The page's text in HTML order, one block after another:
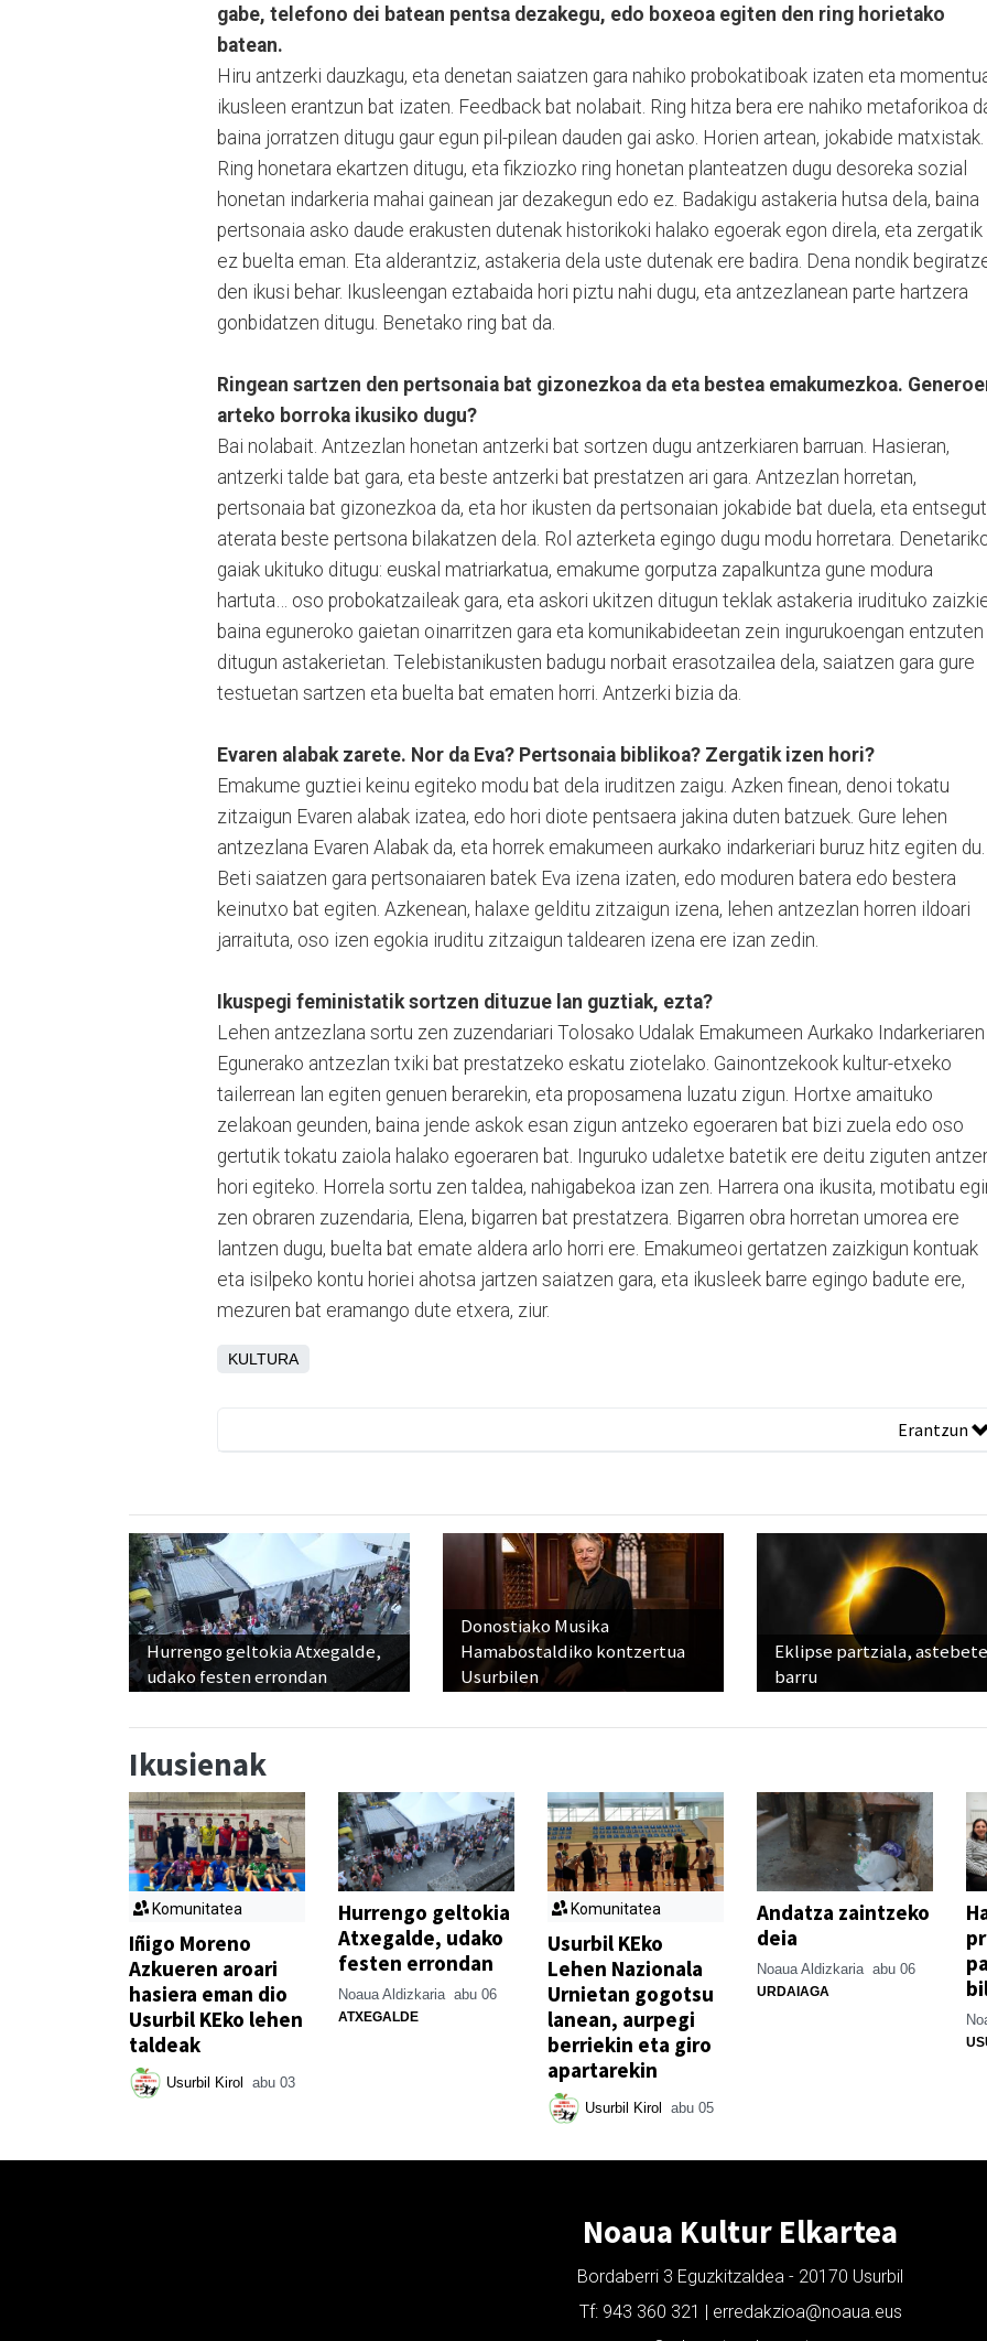
gabe, telefono dei batean pentsa dezakegu, edo boxeoa egiten den ring horietako
batean.
Hiru antzerki dauzkagu, eta denetan saiatzen gara nahiko probokatiboak izaten eta
ikusleen erantzun bat izaten. Feedback bat nolabait. Ring hitza bera ere nahiko metaforikoa
baina jorratzen ditugu gaur egun pil-pilean dauden gai asko. Horien artean, jokabide matxistak.
Ring honetara ekartzen ditugu, eta fikziozko ring honetan planteatzen dugu desoreka sozial
honetan indarkeria mahai gainean jar dezakegun edo ez. Badakigu astakeria hutsa dela, baina
pertsonaia asko daude erakusten dutenak historikoki halako egoerak egon direla, eta zergatik
ez buelta eman. Eta alderantziz, astakeria dela uste dutenak ere badira. Dena nondik
den ikusi behar. Ikusleengan eztabaida hori piztu nahi dugu, eta antzezlanean parte hartzera
gonbidatzen ditugu. Benetako ring bat da.
Ringean sartzen den pertsonaia bat gizonezkoa da eta bestea emakumezkoa.
arteko borroka ikusiko dugu?
Bai nolabait. Antzezlan honetan antzerki bat sortzen dugu antzerkiaren barruan. Hasieran,
antzerki talde bat gara, eta beste antzerki bat prestatzen ari gara. Antzezlan horretan,
pertsonaia bat gizonezkoa da, eta hor ikusten da pertsonaian jokabide bat duela, eta
aterata beste pertsona bilakatzen dela. Rol azterketa egingo dugu modu horretara.
gaiak ukituko ditugu: euskal matriarkatua, emakume gorputza zapalkuntza gune modura
hartuta… oso probokatzaileak gara, eta askori ukitzen ditugun teklak astakeria irudituko
baina eguneroko gaietan oinarritzen gara eta komunikabideetan zein ingurukoengan entzuten
ditugun astakerietan. Telebistanikusten badugu norbait erasotzailea dela, saiatzen gara gure
testuetan sartzen eta buelta bat ematen horri. Antzerki bizia da.
Evaren alabak zarete. Nor da Eva? Pertsonaia biblikoa? Zergatik izen hori?
Emakume guztiei keinu egiteko modu bat dela iruditzen zaigu. Azken finean, denoi tokatu
zitzaigun Evaren alabak izatea, edo hori diote pentsaera jakina duten batzuek. Gure lehen
antzezlana Evaren Alabak da, eta horrek emakumeen aurkako indarkeriari buruz hitz egiten du.
Beti saiatzen gara pertsonaiaren batek Eva izena izaten, edo moduren batera edo bestera
keinutxo bat egiten. Azkenean, halaxe gelditu zitzaigun izena, lehen antzezlan horren ildoari
jarraituta, oso izen egokia iruditu zitzaigun taldearen izena ere izan zedin.
Ikuspegi feministatik sortzen dituzue lan guztiak, ezta?
Lehen antzezlana sortu zen zuzendariari Tolosako Udalak Emakumeen Aurkako Indarkeriaren
Egunerako antzezlan txiki bat prestatzeko eskatu ziotelako. Gainontzekook kultur-etxeko
tailerrean lan egiten genuen berarekin, eta proposamena luzatu zigun. Hortxe amaituko
zelakoan geunden, baina jende askok esan zigun antzeko egoeraren bat bizi zuela edo oso
gertutik tokatu zaiola halako egoeraren bat. Inguruko udaletxe batetik ere deitu ziguten
hori egiteko. Horrela sortu zen taldea, nahigabekoa izan zen. Harrera ona ikusita, motibatu
zen obraren zuzendaria, Elena, bigarren bat prestatzera. Bigarren obra horretan umorea ere
lantzen dugu, buelta bat emate aldera arlo horri ere. Emakumeoi gertatzen zaizkigun kontuak
eta isilpeko kontu horiei ahotsa jartzen saiatzen gara, eta ikusleek barre egingo badute ere,
mezuren bat eramango dute etxera, ziur.
KULTURA
Erantzun
Hurrengo geltokia Atxegalde,
udako festen errondan
Donostiako Musika
Hamabostaldiko kontzertua
Usurbilen
Eklipse partziala, astebete
barru
Ikusienak
Komunitatea
Iñigo Moreno
Azkueren aroari
hasiera eman dio
Usurbil KEko lehen
taldeak
Usurbil Kirol abu 03
Hurrengo geltokia
Atxegalde, udako
festen errondan
Noaua Aldizkaria abu 06
ATXEGALDE
Komunitatea
Usurbil KEko
Lehen Nazionala
Urnietan gogotsu
lanean, aurpegi
berriekin eta giro
apartarekin
Usurbil Kirol abu 05
Andatza zaintzeko
deia
Noaua Aldizkaria abu 06
URDAIAGA
Noaua Kultur Elkartea
Bordaberri 3 Eguzkitzaldea - 20170 Usurbil
Tf: 943 360 321 | erredakzioa@noaua.eus